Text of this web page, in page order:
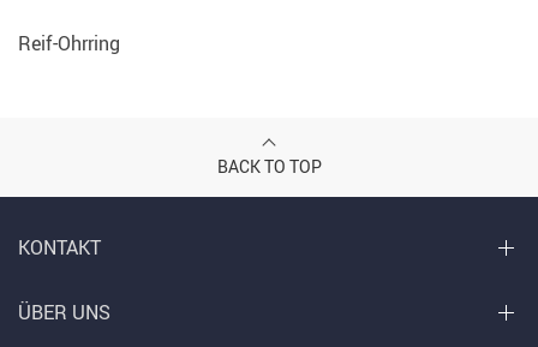
Reif-Ohrring
BACK TO TOP
KONTAKT
ÜBER UNS